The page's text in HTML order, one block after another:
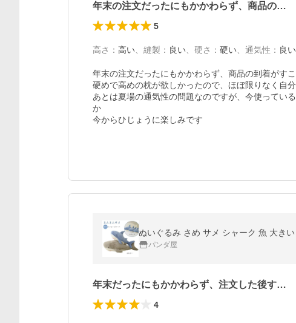
年末の注文だったにもかかわらず、商品の…
5
高さ ： 高い 縫製 ： 良い 硬さ ： 硬い 通気性 ： 良い
年末の注文だったにもかかわらず、商品の到着がす
硬めで高めの枕が欲しかったので、ほぼ限りなく自
あとは夏場の通気性の問題なのですが、今使ってい
か
今からひじょうに楽しみです
ぬいぐるみ さめ サメ シャーク 魚 大き
パンダ屋
年末だったにもかかわらず、注文した後す…
4